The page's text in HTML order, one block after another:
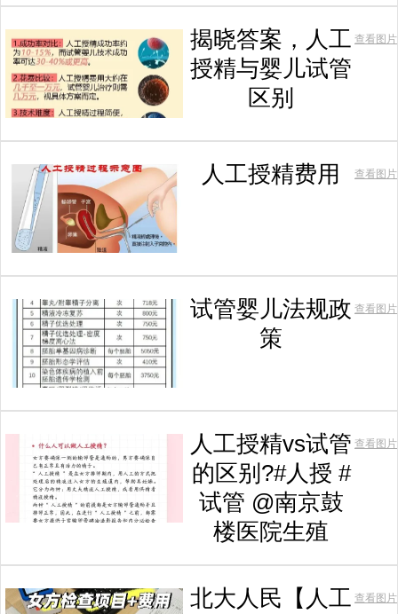
揭晓答案，人工
授精与婴儿试管
区别
查看图片
人工授精费用 查看图片
试管婴儿法规政
策
查看图片
人工授精vs试管
的区别?#人授 #
试管 @南京鼓
楼医院生殖
查看图片
北大人民【人工 查看图片